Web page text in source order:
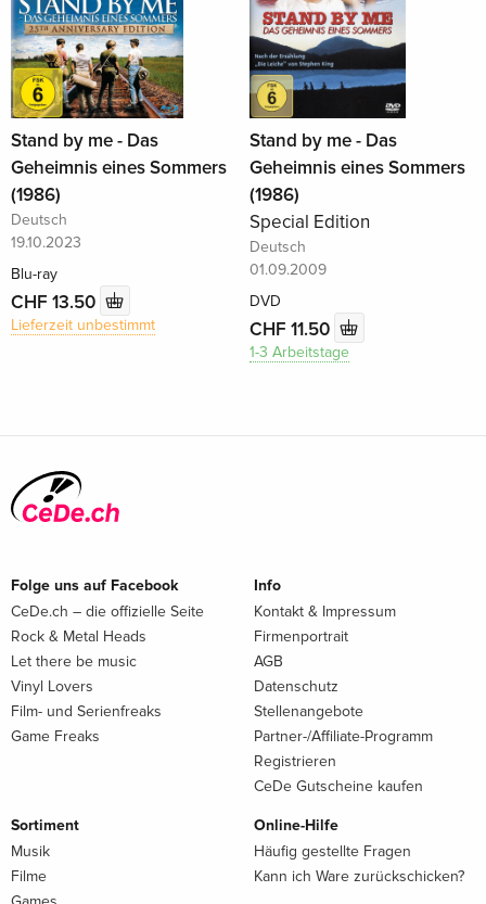
Stand by me - Das
Geheimnis eines Sommers
(1986)
Deutsch
19.10.2023
Blu-ray
CHF 13.50
Lieferzeit unbestimmt
Stand by me - Das
Geheimnis eines Sommers
(1986)
Special Edition
Deutsch
01.09.2009
DVD
CHF 11.50
1-3 Arbeitstage
Folge uns auf Facebook
CeDe.ch – die offizielle Seite
Rock & Metal Heads
Let there be music
Vinyl Lovers
Film- und Serienfreaks
Game Freaks
Info
Kontakt & Impressum
Firmenportrait
AGB
Datenschutz
Stellenangebote
Partner-/Affiliate-Programm
Registrieren
CeDe Gutscheine kaufen
Sortiment
Musik
Filme
Online-Hilfe
Häufig gestellte Fragen
Kann ich Ware zurückschicken?